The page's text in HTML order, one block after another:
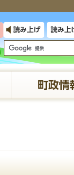
読み上げ 読み上
町政情